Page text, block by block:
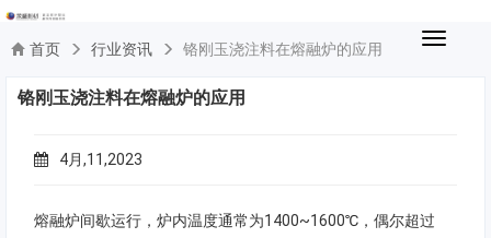
切
首页 行业资讯 铬刚玉浇注料在熔融炉的应用
铬刚玉浇注料在熔融炉的应用
4月,11,2023
熔融炉间歇运行，炉内温度通常为1400~1600℃，偶尔超过